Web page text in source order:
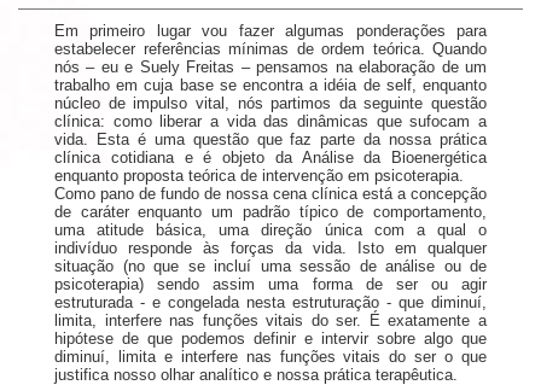
Em primeiro lugar vou fazer algumas ponderações para
estabelecer referências mínimas de ordem teórica. Quando
nós – eu e Suely Freitas – pensamos na elaboração de um
trabalho em cuja base se encontra a idéia de self, enquanto
núcleo de impulso vital, nós partimos da seguinte questão
clínica: como liberar a vida das dinâmicas que sufocam a
vida. Esta é uma questão que faz parte da nossa prática
clínica cotidiana e é objeto da Análise da Bioenergética
enquanto proposta teórica de intervenção em psicoterapia.
Como pano de fundo de nossa cena clínica está a concepção
de caráter enquanto um padrão típico de comportamento,
uma atitude básica, uma direção única com a qual o
indivíduo responde às forças da vida. Isto em qualquer
situação (no que se incluí uma sessão de análise ou de
psicoterapia) sendo assim uma forma de ser ou agir
estruturada - e congelada nesta estruturação - que diminuí,
limita, interfere nas funções vitais do ser. É exatamente a
hipótese de que podemos definir e intervir sobre algo que
diminuí, limita e interfere nas funções vitais do ser o que
justifica nosso olhar analítico e nossa prática terapêutica.